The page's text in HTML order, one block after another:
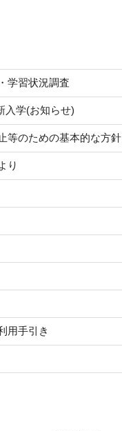
学習状況調査
入学(お知らせ)
等のための基本的な方針
り
用手引き